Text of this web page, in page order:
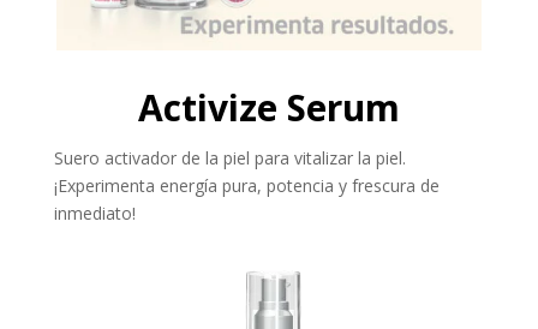
Activize Serum
Suero activador de la piel para vitalizar la piel.
¡Experimenta energía pura, potencia y frescura de
inmediato!